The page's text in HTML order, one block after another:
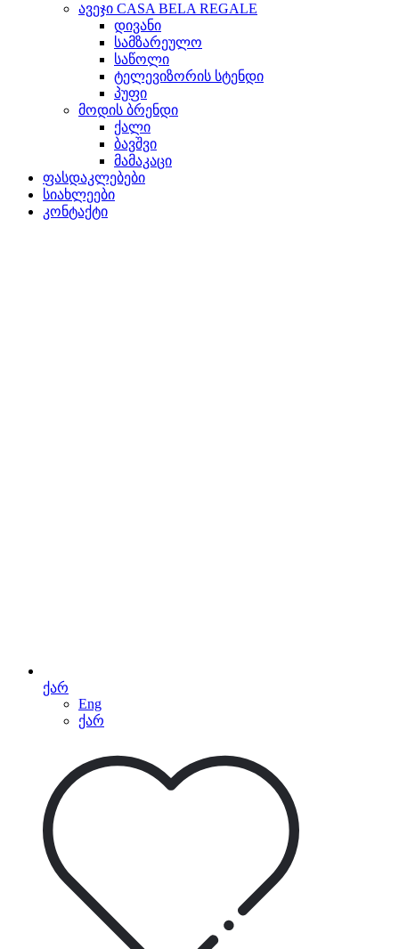
ავეჯი CASA BELA REGALE
დივანი
სამზარეულო
საწოლი
ტელევიზორის სტენდი
პუფი
მოდის ბრენდი
ქალი
ბავშვი
მამაკაცი
ფასდაკლებები
სიახლეები
კონტაქტი
ქარ
Eng
ქარ